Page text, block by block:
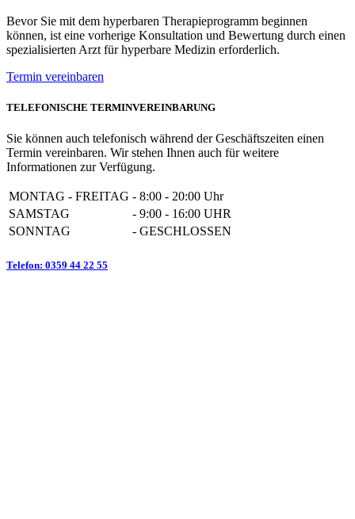
Bevor Sie mit dem hyperbaren Therapieprogramm beginnen
können, ist eine vorherige Konsultation und Bewertung durch einen
spezialisierten Arzt für hyperbare Medizin erforderlich.
Termin vereinbaren
TELEFONISCHE TERMINVEREINBARUNG
Sie können auch telefonisch während der Geschäftszeiten einen
Termin vereinbaren. Wir stehen Ihnen auch für weitere
Informationen zur Verfügung.
MONTAG - FREITAG - 8:00 - 20:00 Uhr
SAMSTAG
- 9:00 - 16:00 UHR
SONNTAG
- GESCHLOSSEN
Telefon: 0359 44 22 55